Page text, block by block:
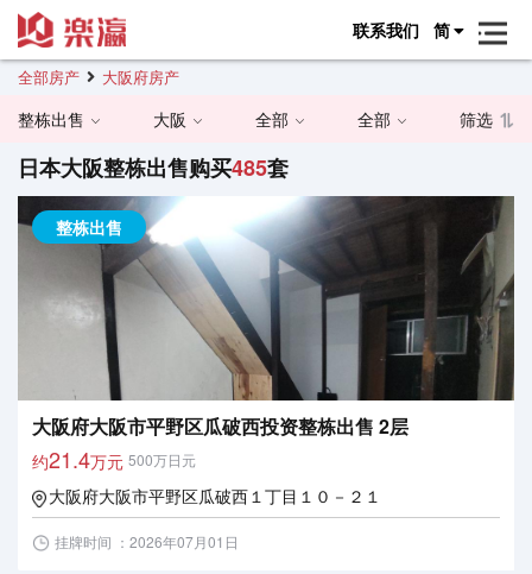
联系我们 简
全部房产 大阪府房产
整栋出售 大阪 全部 全部 筛选
日本大阪整栋出售购买485套
整栋出售
大阪府大阪市平野区瓜破西投资整栋出售 2层
约21.4万元 500万日元
大阪府大阪市平野区瓜破西１丁目１０－２１
挂牌时间 ：2026年07月01日